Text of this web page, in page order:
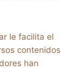
le facilita el
contenidos
han